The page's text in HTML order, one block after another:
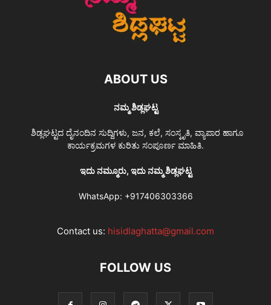
ABOUT US
ನಮ್ಮ ಶಿಡ್ಲಘಟ್ಟ
ಶಿಡ್ಲಘಟ್ಟದ ದೈನಂದಿನ ಸುದ್ದಿಗಳು, ಜನ, ಕಲೆ, ಸಂಸ್ಕೃತಿ, ವ್ಯಾಪಾರ ಹಾಗೂ
ಕಾರ್ಯಕ್ರಮಗಳ ಕುರಿತು ಸಂಪೂರ್ಣ ಮಾಹಿತಿ.
ಇದು ನಮ್ಮೂರು, ಇದು ನಮ್ಮ ಶಿಡ್ಲಘಟ್ಟ
WhatsApp: +917406303366
Contact us: hisidlaghatta@gmail.com
FOLLOW US